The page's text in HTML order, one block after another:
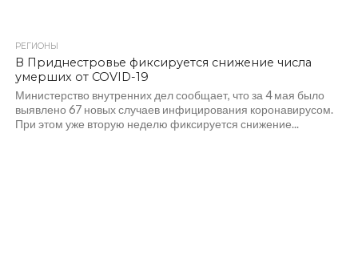
РЕГИОНЫ
В Приднестровье фиксируется снижение числа
умерших от COVID-19
Министерство внутренних дел сообщает, что за 4 мая было
выявлено 67 новых случаев инфицирования коронавирусом.
При этом уже вторую неделю фиксируется снижение...